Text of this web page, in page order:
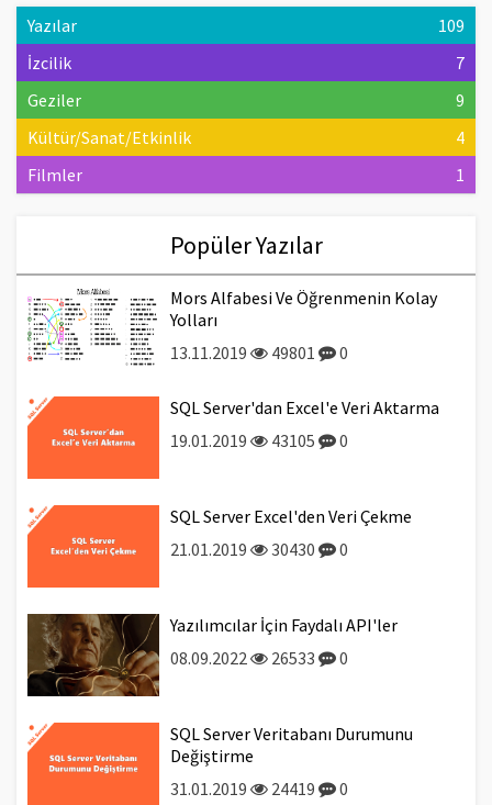
Yazılar
109
İzcilik
7
Geziler
9
Kültür/Sanat/Etkinlik
4
Filmler
1
Popüler Yazılar
Mors Alfabesi Ve Öğrenmenin Kolay
Yolları
13.11.2019
49801 0
SQL Server'dan Excel'e Veri Aktarma
19.01.2019
43105 0
SQL Server Excel'den Veri Çekme
21.01.2019
30430 0
Yazılımcılar İçin Faydalı API'ler
08.09.2022
26533 0
SQL Server Veritabanı Durumunu
Değiştirme
31.01.2019
24419 0